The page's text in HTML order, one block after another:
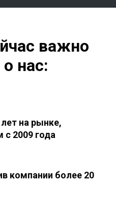
важно
нас:
на рынке,
с 2009 года
компании более 20